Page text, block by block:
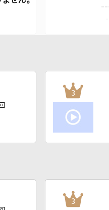
回
3
3